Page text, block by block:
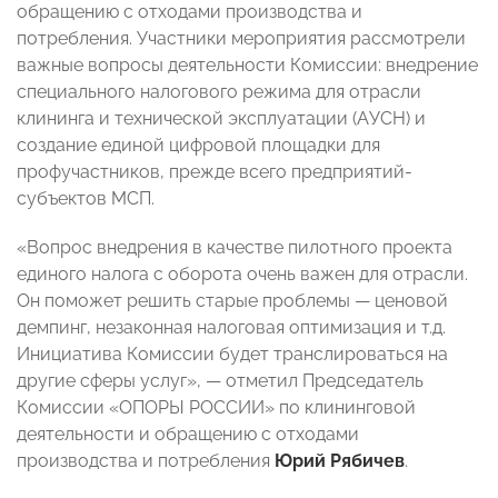
обращению с отходами производства и
потребления. Участники мероприятия рассмотрели
важные вопросы деятельности Комиссии: внедрение
специального налогового режима для отрасли
клининга и технической эксплуатации (АУСН) и
создание единой цифровой площадки для
профучастников, прежде всего предприятий-
субъектов МСП.
«Вопрос внедрения в качестве пилотного проекта
единого налога с оборота очень важен для отрасли.
Он поможет решить старые проблемы — ценовой
демпинг, незаконная налоговая оптимизация и т.д.
Инициатива Комиссии будет транслироваться на
другие сферы услуг», — отметил Председатель
Комиссии «ОПОРЫ РОССИИ» по клининговой
деятельности и обращению с отходами
производства и потребления Юрий Рябичев.